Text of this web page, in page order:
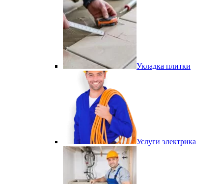
Укладка плитки
Услуги электрика